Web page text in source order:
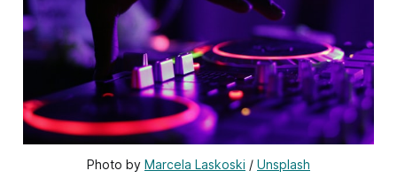
Photo by Marcela Laskoski / Unsplash